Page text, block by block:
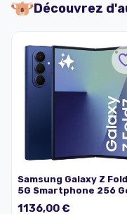
Découvrez
Samsung Galaxy Z
5G Smartphone 256
Bleu nuit (2025) -
1136,00 €